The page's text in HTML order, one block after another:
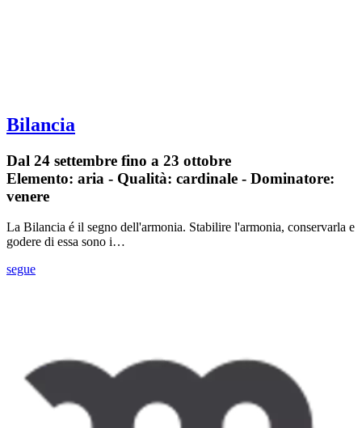
Bilancia
Dal 24 settembre fino a 23 ottobre
Elemento: aria - Qualità: cardinale - Dominatore:
venere
La Bilancia é il segno dell'armonia. Stabilire l'armonia, conservarla e
godere di essa sono i…
segue